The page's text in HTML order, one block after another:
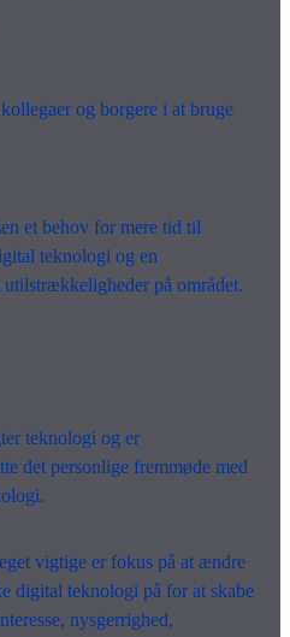
og borgere i at bruge
et behov for mere tid til
teknologi og en
på området.
teknologi og er
det personlige fremmøde med
vigtige er fokus på at ændre
digital teknologi på for at skabe
nysgerrighed,